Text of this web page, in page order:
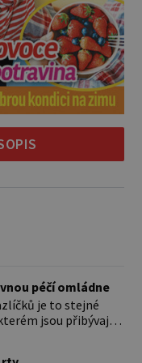
péčí omládne
je to stejné
jsou přibývající